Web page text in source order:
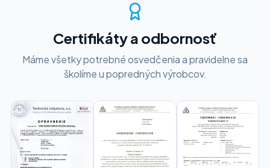
Certifikáty a odbornosť
Máme všetky potrebné osvedčenia a pravidelne sa
školíme u popredných výrobcov.